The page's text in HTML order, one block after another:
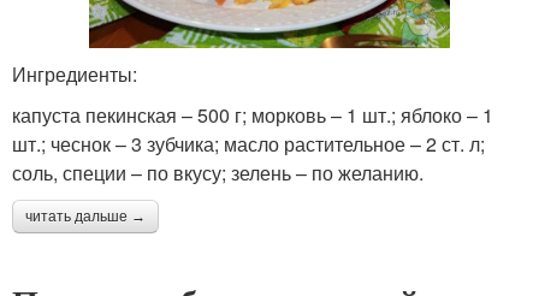
Ингредиенты:
капуста пекинская – 500 г; морковь – 1 шт.; яблоко – 1
шт.; чеснок – 3 зубчика; масло растительное – 2 ст. л;
соль, специи – по вкусу; зелень – по желанию.
читать дальше →